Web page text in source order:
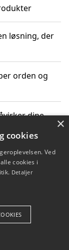
løsning, der
orden og
dine
×
cookies
Ved
cookies i
Detaljer